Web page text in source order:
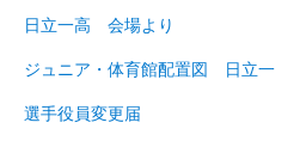
日立一高 会場より
ジュニア・体育館配置図 日立一
選手役員変更届